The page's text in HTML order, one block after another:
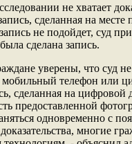
не хватает
сделанная на
не подойдет, суд
сделана запись.
уверены, что суд
телефон или
сделанная на
предоставленной
одновременно с
многие